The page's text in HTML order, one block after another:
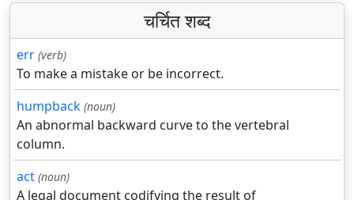
चर्चित शब्द
err (verb)
To make a mistake or be incorrect.
humpback (noun)
An abnormal backward curve to the vertebral
column.
act (noun)
A legal document codifying the result of